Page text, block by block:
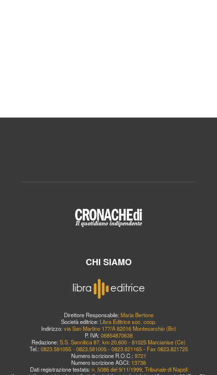
CHI SIAMO
Direttore Responsabile: Maria Bertone
Società editrice: Libra Editrice soc. coop.
Indirizzo: via San Martino 177/A 82016 Montesarchio (Bn)
P. IVA: 06854870638
Redazione: S.S. Sannitica 87, km 20,600 - 81025 Marcianise (Ce)
Tel.: 0823.581055 - 0823.581005 - 0823.821165 - Fax 0823.821725
Numero iscrizione R.O.C.: 9721
Numero iscrizione AGCI: 13738
Dati registrazione testata: n. 5086 del 9/11/1999, Tribunale di Napoli